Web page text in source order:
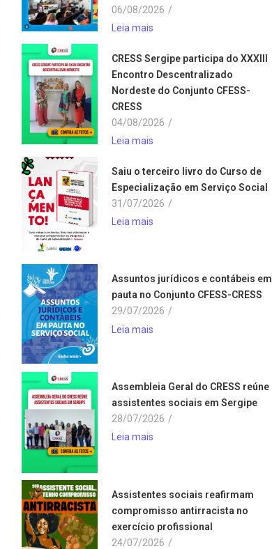
06/08/2026 /
Leia mais
CRESS Sergipe participa do XXXIII
Encontro Descentralizado
Nordeste do Conjunto CFESS-
CRESS
04/08/2026 /
Leia mais
Saiu o terceiro livro do Curso de
Especialização em Serviço Social
31/07/2026 /
Leia mais
Assuntos jurídicos e contábeis em
pauta no Conjunto CFESS-CRESS
29/07/2026 /
Leia mais
Assembleia Geral do CRESS reúne
assistentes sociais em Sergipe
28/07/2026 /
Leia mais
Assistentes sociais reafirmam
compromisso antirracista no
exercício profissional
24/07/2026 /